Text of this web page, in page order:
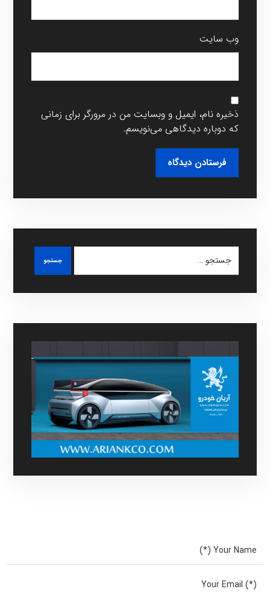
وب‌ سایت
ذخیره نام، ایمیل و وبسایت من در مرورگر برای زمانی
که دوباره دیدگاهی می‌نویسم.
فرستادن دیدگاه
جستجو